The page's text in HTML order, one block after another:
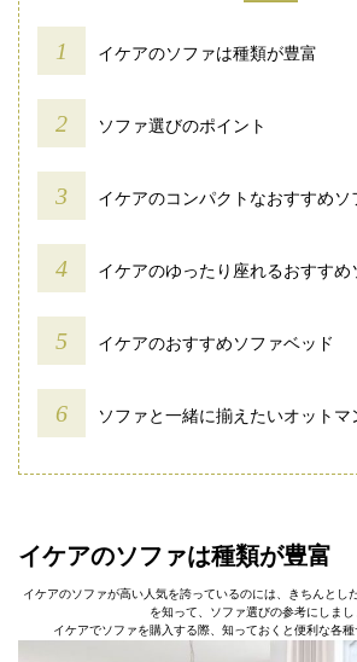
イケアのソファは種類が豊富
ソファ選びのポイント
イケアのコンパクトなおすすめソ
イケアのゆったり座れるおすすめ
イケアのおすすめソファベッド
ソファと一緒に揃えたいオットマ
イケアのソファは種類が豊富
イケアのソファが高い人気を誇っているのには、きちんとし
を知って、ソファ選びの参考にしまし
イケアでソファを購入する際、知っておくと便利な各種